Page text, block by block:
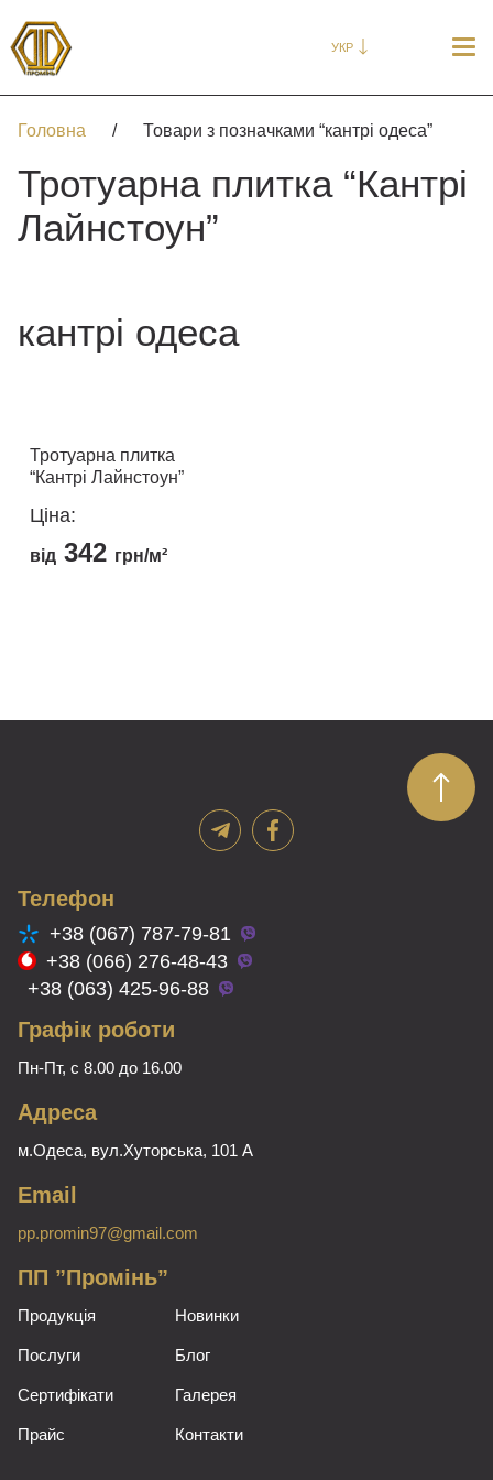
УКР
Головна / Товари з позначками “кантрі одеса”
Тротуарна плитка “Кантрі
Лайнстоун”
кантрі одеса
Тротуарна плитка
“Кантрі Лайнстоун”
Ціна:
від 342 грн/м²
Телефон
+38 (067) 787-79-81
+38 (066) 276-48-43
+38 (063) 425-96-88
Графік роботи
Пн-Пт, с 8.00 до 16.00
Адреса
м.Одеса, вул.Хуторська, 101 А
Email
pp.promin97@gmail.com
ПП ”Промінь”
Продукція
Послуги
Сертифікати
Прайс
Новинки
Блог
Галерея
Контакти